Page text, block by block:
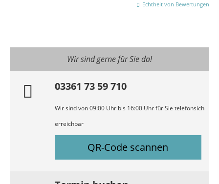
Echtheit von Bewertungen
Wir sind gerne für Sie da!
03361 73 59 710
Wir sind von 09:00 Uhr bis 16:00 Uhr für Sie telefonsich
erreichbar
QR-Code scannen